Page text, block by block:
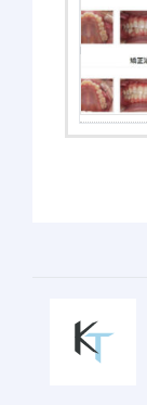
アクセス